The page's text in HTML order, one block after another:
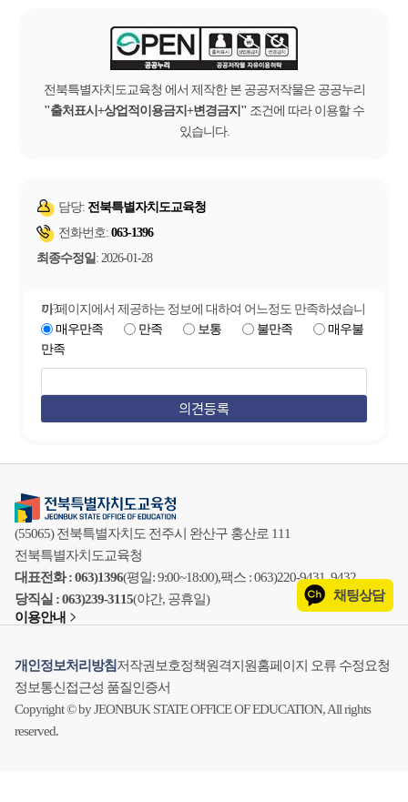
전북특별자치도교육청 에서 제작한 본 공공저작물은 공공누리
출처표시+상업적이용금지+변경금지
조건에 따라 이용할 수
있습니다.
담당: 전북특별자치도교육청
전화번호: 063-1396
최종수정일: 2026-01-28
이 페이지에서 제공하는 정보에 대하여 어느정도 만족하셨습니까?
매우만족
만족 보통 불만족
매우불
만족
(55065) 전북특별자치도 전주시 완산구 홍산로 111
전북특별자치도교육청
대표전화 : 063)1396(평일: 9:00~18:00),팩스 : 063)220-9431, 9432
당직실 : 063)239-3115(야간, 공휴일)
이용안내
채팅상담
개인정보처리방침저작권보호정책원격지원홈페이지 오류 수정요청
정보통신접근성 품질인증서
Copyright © by JEONBUK STATE OFFICE OF EDUCATION, All rights
reserved.